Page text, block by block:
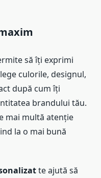
să îți exprimi
culorile, designul,
după cum îți
brandului tău.
mai multă atenție
la o mai bună
te ajută să